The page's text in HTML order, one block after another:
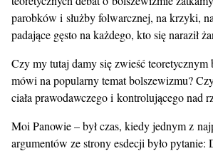
parobków i służby folwarcznej, na krzyki,
padające gęsto na każdego, kto się naraził
Czy my tutaj damy się zwieść teoretycznym
mówi na popularny temat bolszewizmu?
ciała prawodawczego i kontrolującego nad
Moi Panowie – był czas, kiedy jednym z
argumentów ze strony esdecji było pytanie: